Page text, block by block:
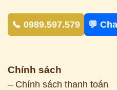
📞 0989.597.579 💬
Chính sách
– Chính sách thanh toán